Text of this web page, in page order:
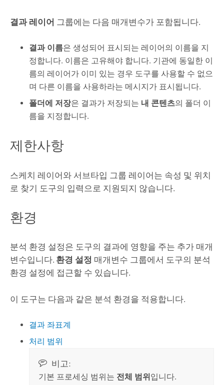
결과 레이어 그룹에는 다음 매개변수가 포함됩니다.
결과 이름은 생성되어 표시되는 레이어의 이름을 지
정합니다. 이름은 고유해야 합니다. 기관에 동일한 이
름의 레이어가 이미 있는 경우 도구를 사용할 수 없으
며 다른 이름을 사용하라는 메시지가 표시됩니다.
폴더에 저장은 결과가 저장되는 내 콘텐츠의 폴더 이
름을 지정합니다.
제한사항
스케치 레이어와 서브타입 그룹 레이어는 속성 및 위치
로 찾기 도구의 입력으로 지원되지 않습니다.
환경
분석 환경 설정은 도구의 결과에 영향을 주는 추가 매개
변수입니다. 환경 설정 매개변수 그룹에서 도구의 분석
환경 설정에 접근할 수 있습니다.
이 도구는 다음과 같은 분석 환경을 적용합니다.
결과 좌표계
처리 범위
비고:
기본 프로세싱 범위는 전체 범위입니다.